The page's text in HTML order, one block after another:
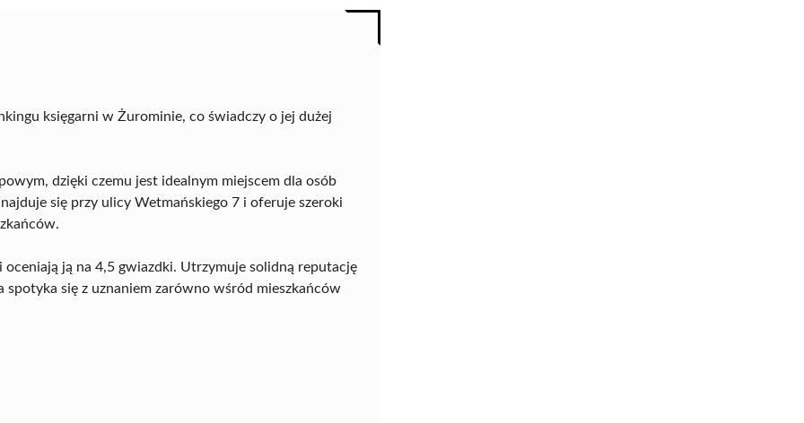
księgarni w Żurominie, co świadczy o jej dużej
dzięki czemu jest idealnym miejscem dla osób
się przy ulicy Wetmańskiego 7 i oferuje szeroki
ją na 4,5 gwiazdki. Utrzymuje solidną reputację
się z uznaniem zarówno wśród mieszkańców